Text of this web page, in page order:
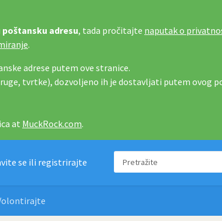
adresu, tada pročitajte naputak o
.
adrese putem ove stranice.
tvrtke), dozvoljeno ih je dostavljati putem ovog
at MuckRock.com.
se ili registrirajte Pretražite